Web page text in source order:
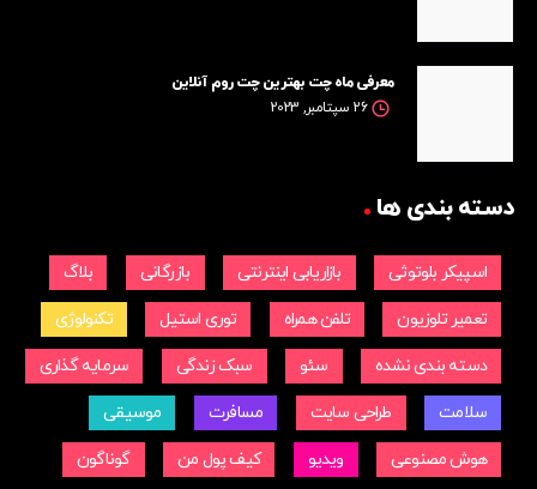
معرفی ماه چت بهترین چت روم آنلاین
26 سپتامبر, 2023
دسته بندی ها
اسپیکر بلوتوثی بازاریابی اینترنتی بازرگانی بلاگ
تعمیر تلوزیون تلفن همراه توری استیل تکنولوژی
دسته بندی نشده سئو سبک زندگی سرمایه گذاری
سلامت طراحی سایت مسافرت موسیقی
هوش مصنوعی ویدیو کیف پول من گوناگون